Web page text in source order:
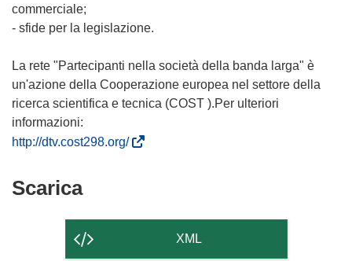
commerciale;
- sfide per la legislazione.
La rete "Partecipanti nella società della banda larga" è
un'azione della Cooperazione europea nel settore della
ricerca scientifica e tecnica (COST ).Per ulteriori
informazioni:
http://dtv.cost298.org/(
ScaricaScarica
contenuto
XML